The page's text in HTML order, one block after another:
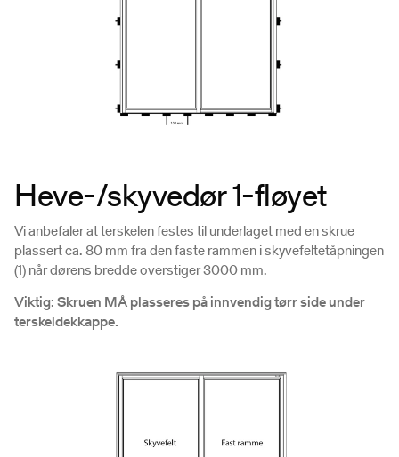
Heve-/skyvedør 1-fløyet
Vi anbefaler at terskelen festes til underlaget med en skrue
plassert ca. 80 mm fra den faste rammen i skyvefeltetåpningen
(1) når dørens bredde overstiger 3000 mm.
Viktig: Skruen MÅ plasseres på innvendig tørr side under
terskeldekkappe.